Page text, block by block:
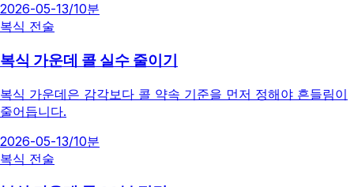
2026-05-13/10분
복식 전술
복식 가운데 콜 실수 줄이기
복식 가운데은 감각보다 콜 약속 기준을 먼저 정해야 흔들림이
줄어듭니다.
2026-05-13/10분
복식 전술